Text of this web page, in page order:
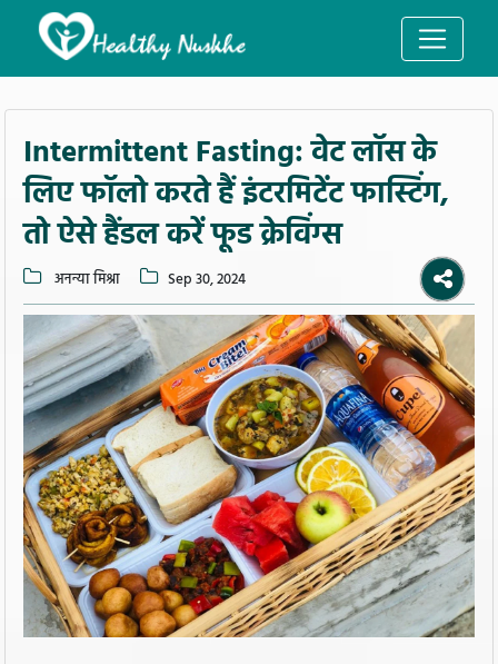
Intermittent Fasting: वेट लॉस के
लिए फॉलो करते हैं इंटरमिटेंट फास्टिंग,
तो ऐसे हैंडल करें फूड क्रेविंग्स
अनन्या मिश्रा Sep 30, 2024